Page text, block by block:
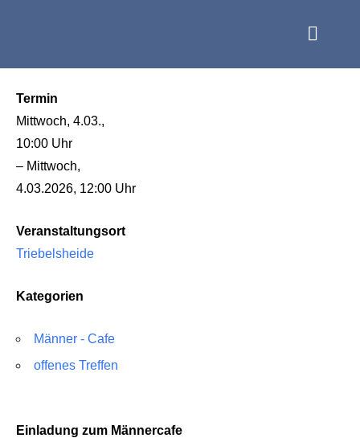
Termin
Mittwoch, 4.03.,
10:00 Uhr
– Mittwoch,
4.03.2026, 12:00 Uhr
Veranstaltungsort
Triebelsheide
Kategorien
Männer - Cafe
offenes Treffen
Einladung zum Männercafe